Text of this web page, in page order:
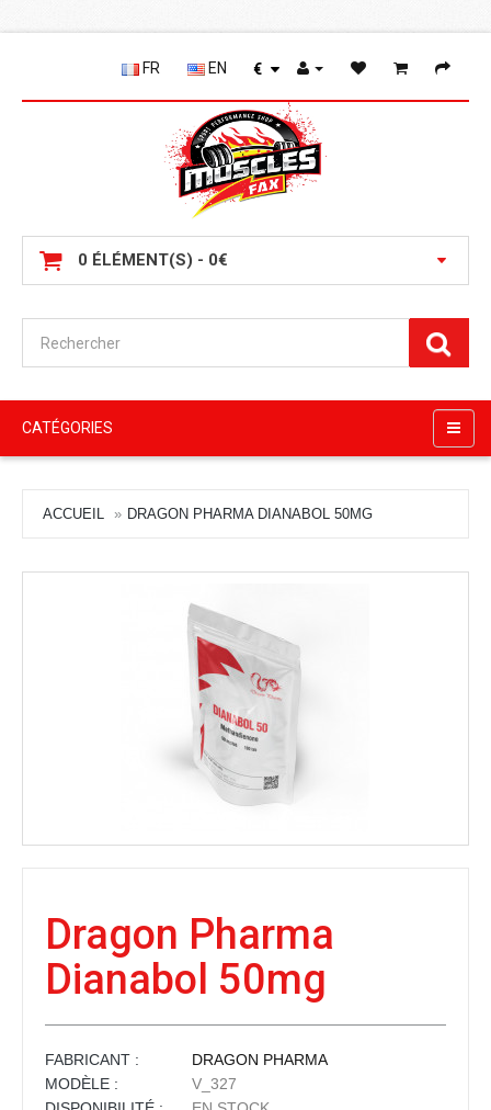
FR EN €
0 ÉLÉMENT(S) - 0€
CATÉGORIES
ACCUEIL DRAGON PHARMA DIANABOL 50MG
Dragon Pharma
Dianabol 50mg
FABRICANT :
DRAGON PHARMA
MODÈLE :
V_327